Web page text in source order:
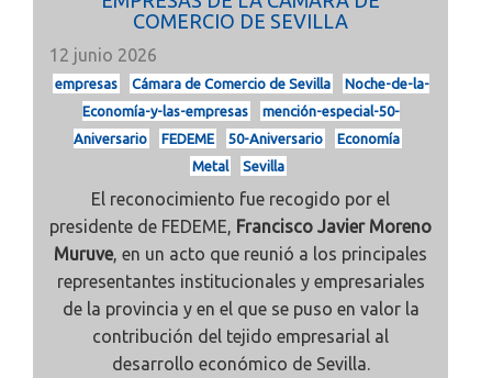
COMERCIO DE SEVILLA
12 junio 2026
empresas Cámara de Comercio de Sevilla
Noche-de-la-
Economía-y-las-empresas
mención-especial-50-
Aniversario
FEDEME 50-Aniversario
Economía
Metal
Sevilla
El reconocimiento fue recogido por el
presidente de FEDEME, Francisco Javier Moreno
Muruve, en un acto que reunió a los principales
representantes institucionales y empresariales
de la provincia y en el que se puso en valor la
contribución del tejido empresarial al
desarrollo económico de Sevilla.